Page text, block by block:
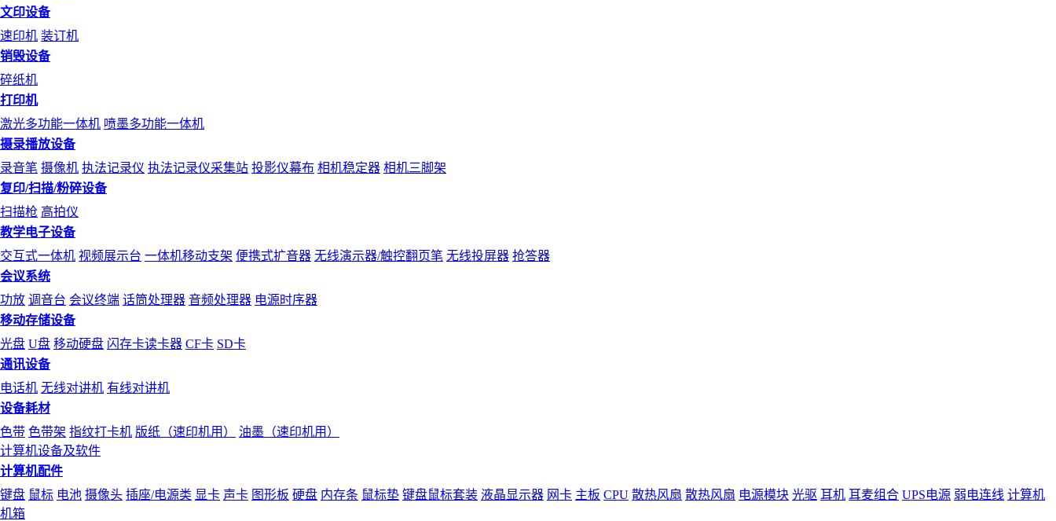
文印设备
速印机 装订机
销毁设备
碎纸机
打印机
激光多功能一体机 喷墨多功能一体机
摄录播放设备
录音笔 摄像机 执法记录仪 执法记录仪采集站 投影仪幕布 相机稳定器 相机三脚架
复印/扫描/粉碎设备
扫描枪 高拍仪
教学电子设备
交互式一体机 视频展示台 一体机移动支架 便携式扩音器 无线演示器/触控翻页笔 无线投屏器 抢答器
会议系统
功放 调音台 会议终端 话筒处理器 音频处理器 电源时序器
移动存储设备
光盘 U盘 移动硬盘 闪存卡读卡器 CF卡 SD卡
通讯设备
电话机 无线对讲机 有线对讲机
设备耗材
色带 色带架 指纹打卡机 版纸（速印机用）
油墨（速印机用）
计算机设备及软件
计算机配件
键盘 鼠标 电池 摄像头 插座/电源类 显卡 声卡 图形板 硬盘 内存条 鼠标垫 键盘鼠标套装 液晶显示器 网卡 主板 CPU 散热风扇 散热风扇 电源模块 光驱 耳机 耳麦组合 UPS电源 弱电连线 计算机
机箱